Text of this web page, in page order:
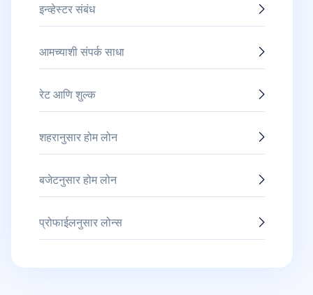
इन्व्हेस्टर संबंध
आमच्याशी संपर्क साधा
रेट आणि शुल्क
शहरानुसार होम लोन
बजेटनुसार होम लोन
प्रोफाईलनुसार लोन्स